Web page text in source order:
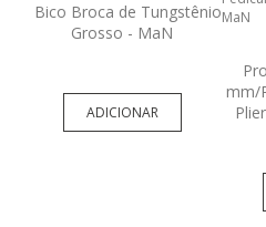
Bico Broca de Tungstênio
Grosso - MaN
ADICIONAR
mm/